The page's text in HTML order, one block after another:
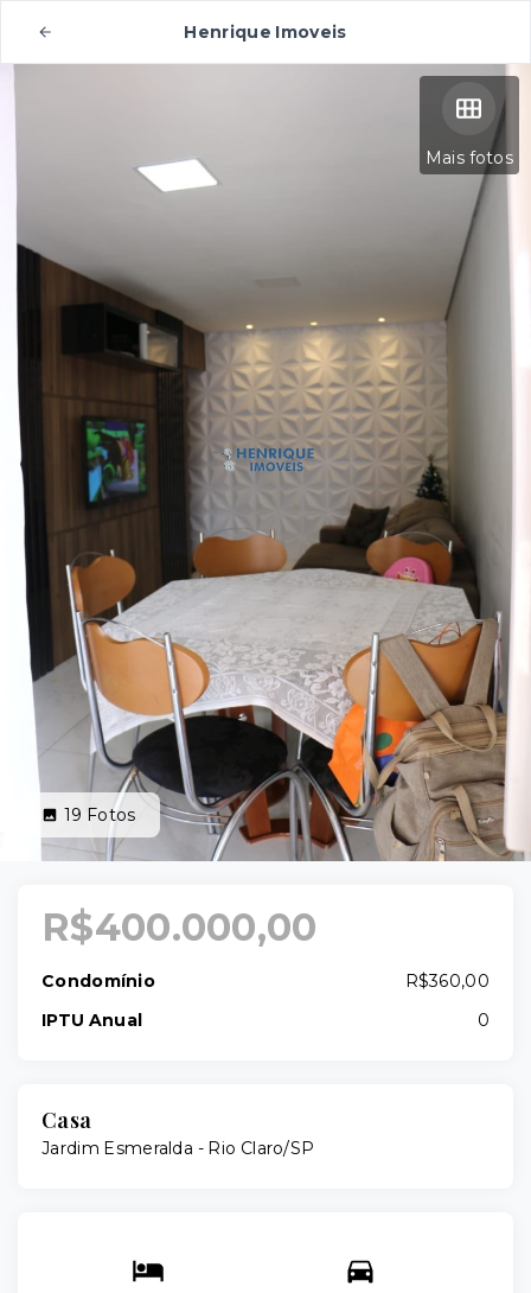
Henrique Imoveis
Mais fotos
19 Fotos
R$400.000,00
Condomínio
R$360,00
IPTU Anual
0
Casa
Jardim Esmeralda - Rio Claro/SP